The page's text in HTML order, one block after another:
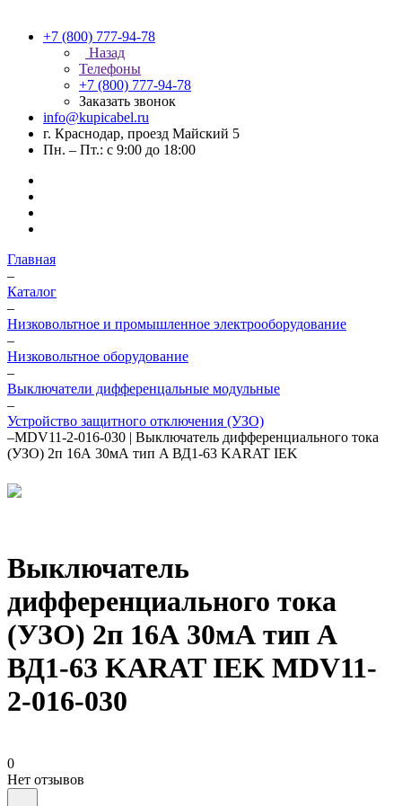
+7 (800) 777-94-78
Назад
Телефоны
+7 (800) 777-94-78
Заказать звонок
info@kupicabel.ru
г. Краснодар, проезд Майский 5
Пн. – Пт.: с 9:00 до 18:00
Главная
–
Каталог
–
Низковольтное и промышленное электрооборудование
–
Низковольтное оборудование
–
Выключатели дифференцальные модульные
–
Устройство защитного отключения (УЗО)
–MDV11-2-016-030 | Выключатель дифференциального тока
(УЗО) 2п 16А 30мА тип A ВД1-63 KARAT IEK
Выключатель
дифференциального тока
(УЗО) 2п 16А 30мА тип A
ВД1-63 KARAT IEK MDV11-
2-016-030
0
Нет отзывов